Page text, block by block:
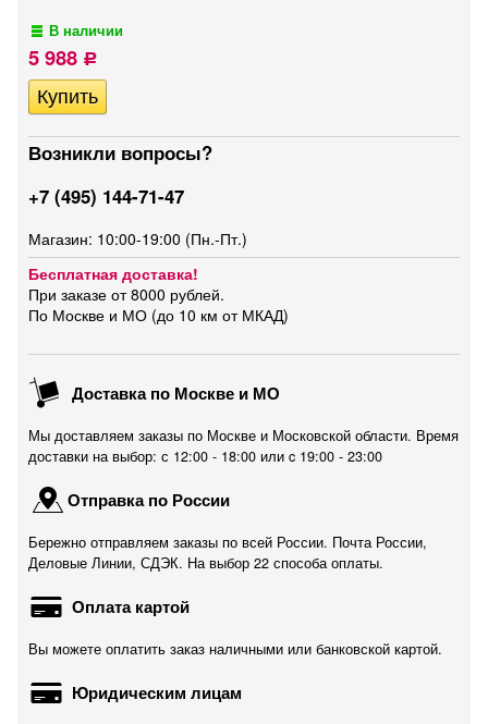
В наличии
5 988 Р
Возникли вопросы?
+7 (495) 144-71-47
Магазин: 10:00-19:00 (Пн.-Пт.)
Бесплатная доставка!
При заказе от 8000 рублей.
По Москве и МО (до 10 км от МКАД)
Доставка по Москве и МО
Мы доставляем заказы по Москве и Московской области. Время
доставки на выбор: с 12:00 - 18:00 или c 19:00 - 23:00
Отправка по России
Бережно отправляем заказы по всей России. Почта России,
Деловые Линии, СДЭК. На выбор 22 способа оплаты.
Оплата картой
Вы можете оплатить заказ наличными или банковской картой.
Юридическим лицам